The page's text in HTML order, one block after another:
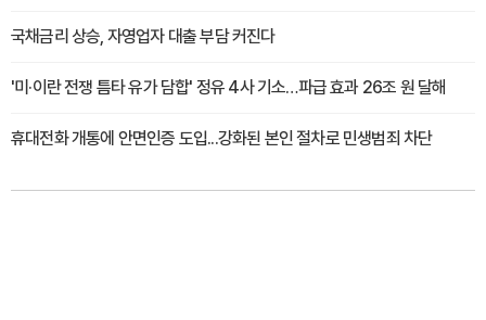
국채금리 상승, 자영업자 대출 부담 커진다
'미·이란 전쟁 틈타 유가 담합' 정유 4사 기소…파급 효과 26조 원 달해
휴대전화 개통에 안면인증 도입...강화된 본인 절차로 민생범죄 차단